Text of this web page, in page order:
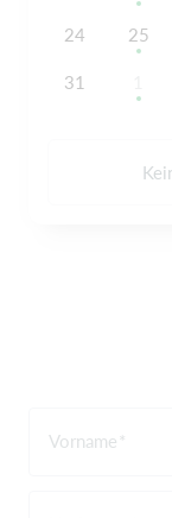
24 25
31
Vorname